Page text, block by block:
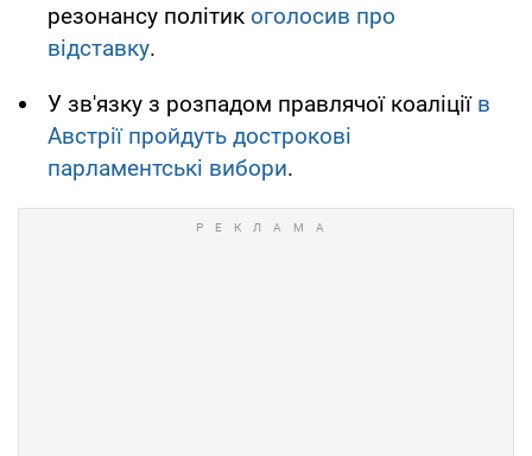
резонансу політик оголосив про
відставку.
У зв'язку з розпадом правлячої коаліції в
Австрії пройдуть дострокові
парламентські вибори.